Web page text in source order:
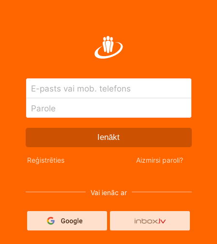
E-pasts vai mob. telefons
Parole
Ienākt
Reģistrēties Aizmirsi paroli?
Vai ienāc ar